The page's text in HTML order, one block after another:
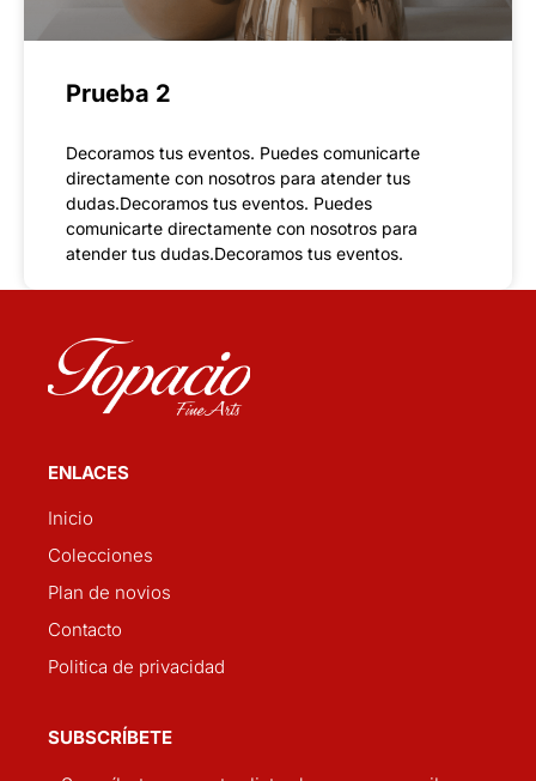
Prueba 2
Decoramos tus eventos. Puedes comunicarte
directamente con nosotros para atender tus
dudas.Decoramos tus eventos. Puedes
comunicarte directamente con nosotros para
atender tus dudas.Decoramos tus eventos.
ENLACES
Inicio
Colecciones
Plan de novios
Contacto
Politica de privacidad
SUBSCRÍBETE